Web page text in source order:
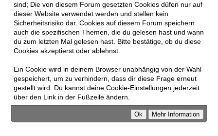
sind; Die von diesem Forum gesetzten Cookies düfen nur auf
dieser Website verwendet werden und stellen kein
Sicherheitsrisiko dar. Cookies auf diesem Forum speichern
auch die spezifischen Themen, die du gelesen hast und wann
du zum letzten Mal gelesen hast. Bitte bestätige, ob du diese
Cookies akzeptierst oder ablehnst.
Ein Cookie wird in deinem Browser unabhängig von der Wahl
gespeichert, um zu verhindern, dass dir diese Frage erneut
gestellt wird. Du kannst deine Cookie-Einstellungen jederzeit
über den Link in der Fußzeile ändern.